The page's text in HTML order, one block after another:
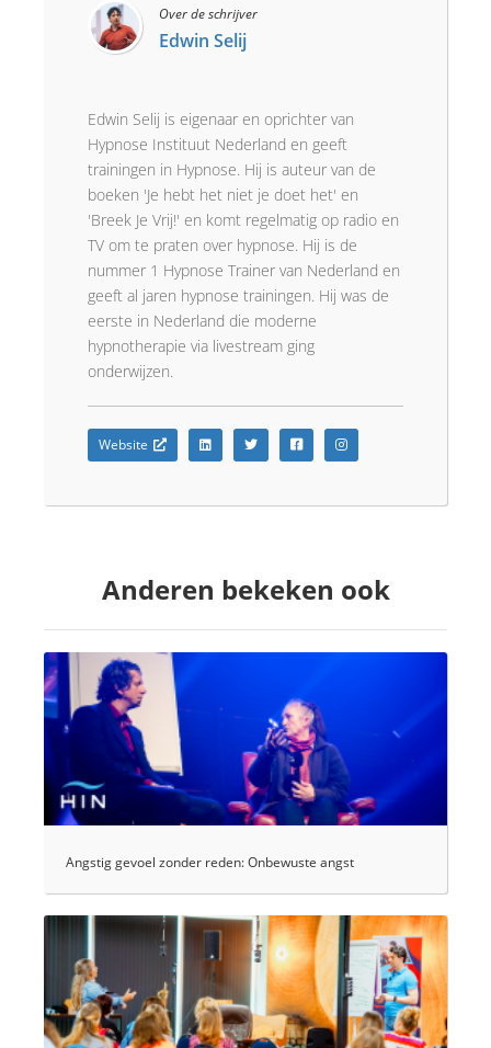
Over de schrijver
Edwin Selij
Edwin Selij is eigenaar en oprichter van
Hypnose Instituut Nederland en geeft
trainingen in Hypnose. Hij is auteur van de
boeken 'Je hebt het niet je doet het' en
'Breek Je Vrij!' en komt regelmatig op radio en
TV om te praten over hypnose. Hij is de
nummer 1 Hypnose Trainer van Nederland en
geeft al jaren hypnose trainingen. Hij was de
eerste in Nederland die moderne
hypnotherapie via livestream ging
onderwijzen.
Website
Anderen bekeken ook
Angstig gevoel zonder reden: Onbewuste angst